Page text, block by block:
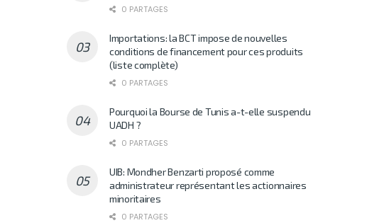
0 PARTAGES
Importations: la BCT impose de nouvelles
conditions de financement pour ces produits
(liste complète)
0 PARTAGES
Pourquoi la Bourse de Tunis a-t-elle suspendu
UADH ?
0 PARTAGES
UIB: Mondher Benzarti proposé comme
administrateur représentant les actionnaires
minoritaires
0 PARTAGES